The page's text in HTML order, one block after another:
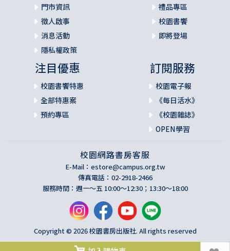
門市資訊
徵人啟事
消息活動
隱私權政策
禮品專區
校園書饗
即將登場
注目優惠
校園書饗特惠
全部特惠案
預約專區
訂閱服務
校園電子報
《每日活水》
《校園雜誌》
OPEN學習
校園網路書房客服
E-Mail： estore@campus.org.tw
傳真電話：02-2918-2466
服務時間：週一～五 10:00～12:30；13:30～18:00
Copyright © 2026 校園書房出版社. All rights reserved